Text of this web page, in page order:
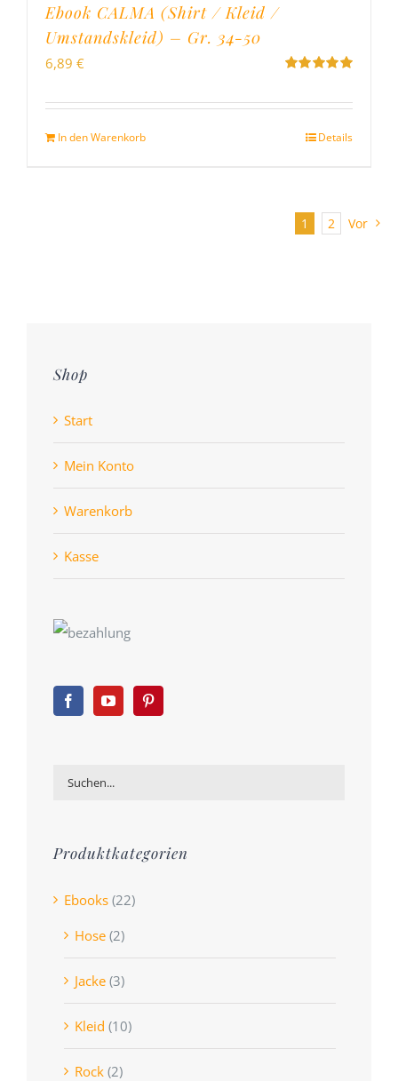
Ebook CALMA (Shirt / Kleid /
Umstandskleid) – Gr. 34-50
5
6,89 €
In den Warenkorb Details
1 2 Vor
Shop
Start
Mein Konto
Warenkorb
Kasse
Produktkategorien
Ebooks (22)
Hose (2)
Jacke (3)
Kleid (10)
Rock (2)